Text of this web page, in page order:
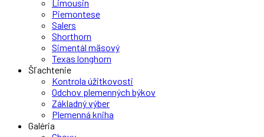
Limousin
Piemontese
Salers
Shorthorn
Simentál mäsový
Texas longhorn
Šľachtenie
Kontrola úžitkovosti
Odchov plemenných býkov
Základný výber
Plemenná kniha
Galéria